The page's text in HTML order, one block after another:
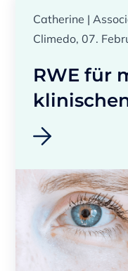
Catherine |
Climedo, 07.
RWE für